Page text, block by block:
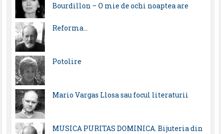
Bourdillon – O mie de ochi noaptea are
Reforma…
Potolire
Mario Vargas Llosa sau focul literaturii
MUSICA PURITAS DOMINICA. Bijuteria din